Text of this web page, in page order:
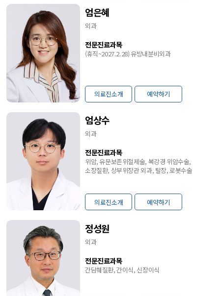
엄은혜
외과
전문진료과목
(휴직~2027.2.28) 유방내분비외과
의료진소개 예약하기
엄상수
외과
전문진료과목
위암, 유문보존위절제술, 복강경 위암수술,
소장질환, 상부위장관 외과, 탈장, 로봇수술
의료진소개 예약하기
정성원
외과
전문진료과목
간담췌질환, 간이식, 신장이식